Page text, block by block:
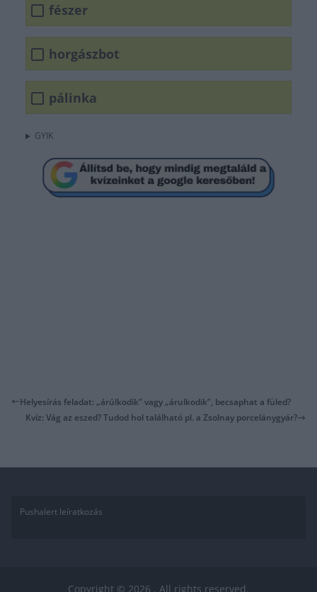
fészer
horgászbot
pálinka
GYIK
Helyesírás feladat: „árúlkodik” vagy „árulkodik”, becsaphat a füled?
Kvíz: Vág az eszed? Tudod hol található pl. a Zsolnay porcelánygyár?
Pushalert leíratkozás
Copyright © 2026 . All rights reserved.